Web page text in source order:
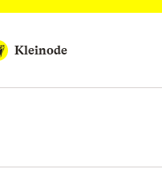
Kleinode